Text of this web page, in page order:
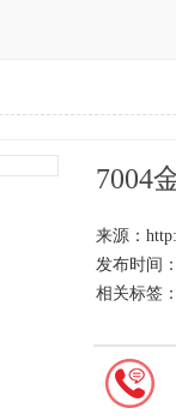
7004
来源：
发布时间
相关标签